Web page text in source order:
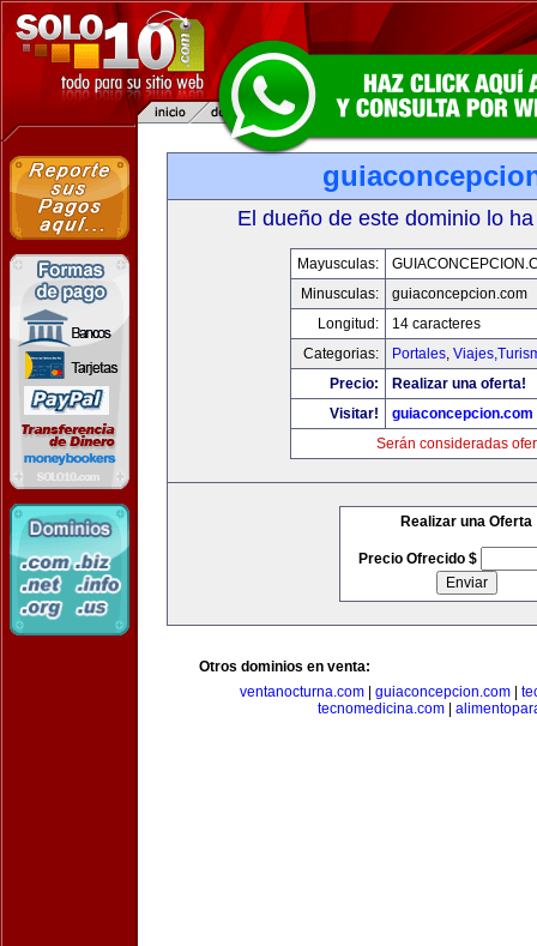
El dueño de este dominio lo
Mayusculas:
Minusculas:
guiaconcepcion.com
Longitud:
14 caracteres
Categorias:
Portales,
Precio:
Realizar una oferta!
Visitar!
guiaconcepcion.com
Serán consideradas
Realizar una Oferta
Precio Ofrecido $
Otros dominios en venta:
ventanocturna.com| guiaconcepcion.com|
tecnomedicina.com|